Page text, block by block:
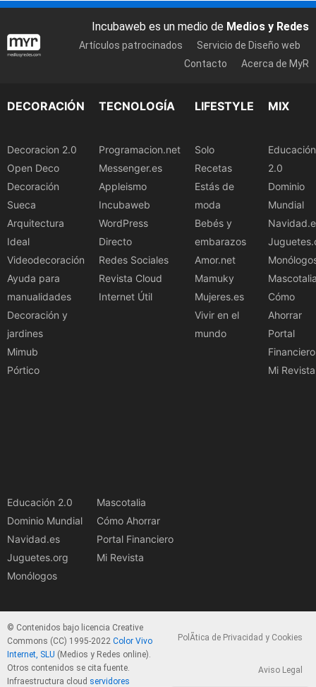
Incubaweb es un medio de Medios y Redes
Artículos patrocinados
Servicio de Diseño web
Contacto
Acerca de MyR
DECORACIÓN
Decoracion 2.0
Open Deco
Decoración
Sueca
Arquitectura
Ideal
Videodecoración
Ayuda para
manualidades
Decoración y
jardines
Mimub
Pórtico
TECNOLOGÍA
Programacion.net
Messenger.es
Appleismo
Incubaweb
WordPress
Directo
Redes Sociales
Revista Cloud
Internet Útil
LIFESTYLE
Solo
Recetas
Estás de
moda
Bebés y
embarazos
Amor.net
Mamuky
Mujeres.es
Vivir en el
mundo
MIX
Educación
2.0
Dominio
Mundial
Cómo
Ahorrar
Portal
Financiero
Mi Revista
Educación 2.0
Dominio Mundial
Navidad.es
Juguetes.org
Monólogos
Mascotalia
Cómo Ahorrar
Portal Financiero
Mi Revista
© Contenidos bajo licencia Creative
Commons (CC) 1995-2022 Color Vivo
Internet, SLU (Medios y Redes online).
Otros contenidos se cita fuente.
Infraestructura cloud servidores
PolÃ­tica de Privacidad y Cookies
Aviso Legal